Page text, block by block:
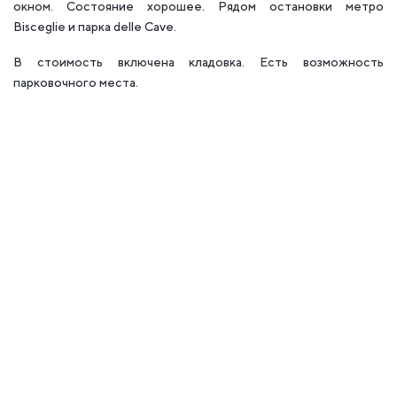
окном. Состояние хорошее. Рядом остановки метро
Bisceglie и парка delle Cave.
В стоимость включена кладовка. Есть возможность
парковочного места.